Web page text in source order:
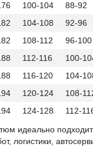
100-104
88-92
104-108
92-96
108-112
96-100
112-116
100-
116-120
104-
120-124
108-
124-128
112-
идеально
логистики,